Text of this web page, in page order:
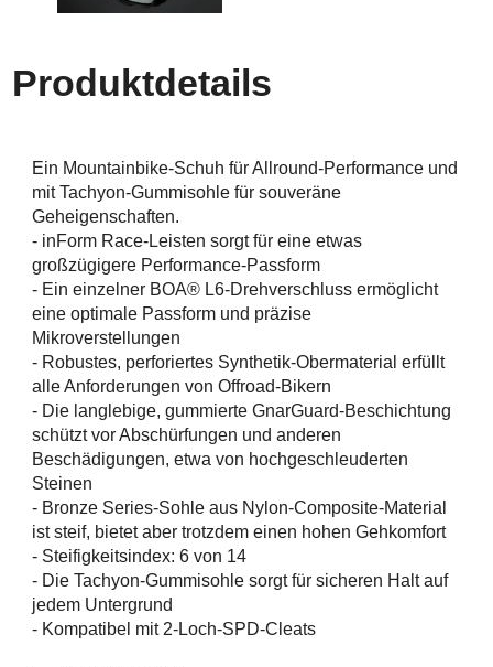
Produktdetails
Ein Mountainbike-Schuh für Allround-Performance und
mit Tachyon-Gummisohle für souveräne
Geheigenschaften.
- inForm Race-Leisten sorgt für eine etwas
großzügigere Performance-Passform
- Ein einzelner BOA® L6-Drehverschluss ermöglicht
eine optimale Passform und präzise
Mikroverstellungen
- Robustes, perforiertes Synthetik-Obermaterial erfüllt
alle Anforderungen von Offroad-Bikern
- Die langlebige, gummierte GnarGuard-Beschichtung
schützt vor Abschürfungen und anderen
Beschädigungen, etwa von hochgeschleuderten
Steinen
- Bronze Series-Sohle aus Nylon-Composite-Material
ist steif, bietet aber trotzdem einen hohen Gehkomfort
- Steifigkeitsindex: 6 von 14
- Die Tachyon-Gummisohle sorgt für sicheren Halt auf
jedem Untergrund
- Kompatibel mit 2-Loch-SPD-Cleats